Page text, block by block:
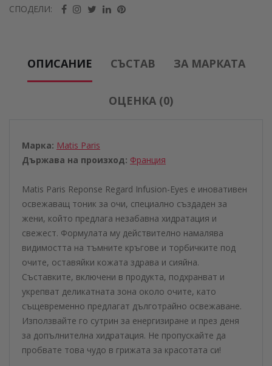
СПОДЕЛИ:
ОПИСАНИЕ СЪСТАВ ЗА МАРКАТА
ОЦЕНКА (0)
Марка: Matis Paris
Държава на произход: Франция
Matis Paris Reponse Regard Infusion-Eyes е иновативен
освежаващ тоник за очи, специално създаден за
жени, който предлага незабавна хидратация и
свежест. Формулата му действително намалява
видимостта на тъмните кръгове и торбичките под
очите, оставяйки кожата здрава и сияйна.
Съставките, включени в продукта, подхранват и
укрепват деликатната зона около очите, като
същевременно предлагат дълготрайно освежаване.
Използвайте го сутрин за енергизиране и през деня
за допълнителна хидратация. Не пропускайте да
пробвате това чудо в грижата за красотата си!